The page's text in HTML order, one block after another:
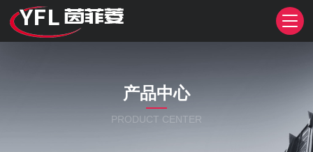
产品中心
PRODUCT CENTER